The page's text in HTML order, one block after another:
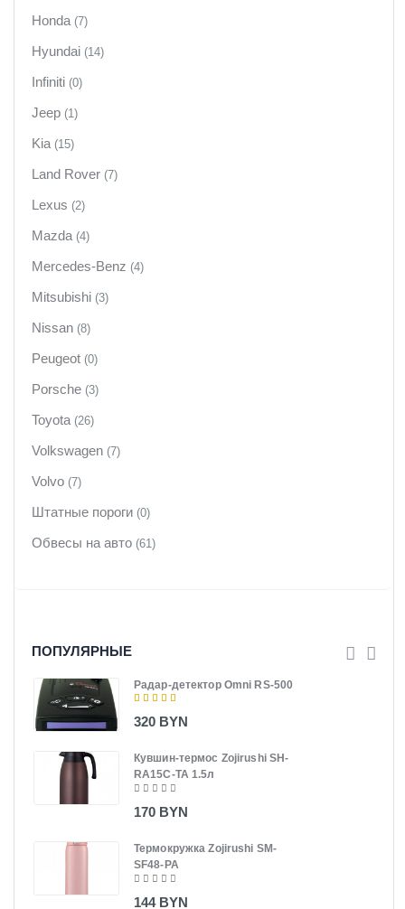
Honda (7)
Hyundai (14)
Infiniti (0)
Jeep (1)
Kia (15)
Land Rover (7)
Lexus (2)
Mazda (4)
Mercedes-Benz (4)
Mitsubishi (3)
Nissan (8)
Peugeot (0)
Porsche (3)
Toyota (26)
Volkswagen (7)
Volvo (7)
Штатные пороги (0)
Обвесы на авто (61)
ПОПУЛЯРНЫЕ
Радар-детектор Omni RS-500
320 BYN
Кувшин-термос Zojirushi SH-
RA15C-TA 1.5л
170 BYN
Термокружка Zojirushi SM-
SF48-PA
144 BYN